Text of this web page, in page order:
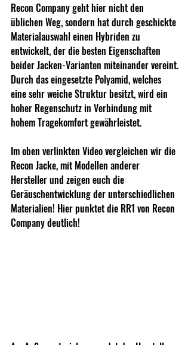
Recon Company geht hier nicht den
üblichen Weg, sondern hat durch geschickte
Materialauswahl einen Hybriden zu
entwickelt, der die besten Eigenschaften
beider Jacken-Varianten miteinander vereint.
Durch das eingesetzte Polyamid, welches
eine sehr weiche Struktur besitzt, wird ein
hoher Regenschutz in Verbindung mit
hohem Tragekomfort gewährleistet.
Im oben verlinkten Video vergleichen wir die
Recon Jacke, mit Modellen anderer
Hersteller und zeigen euch die
Geräuschentwicklung der unterschiedlichen
Materialien! Hier punktet die RR1 von Recon
Company deutlich!